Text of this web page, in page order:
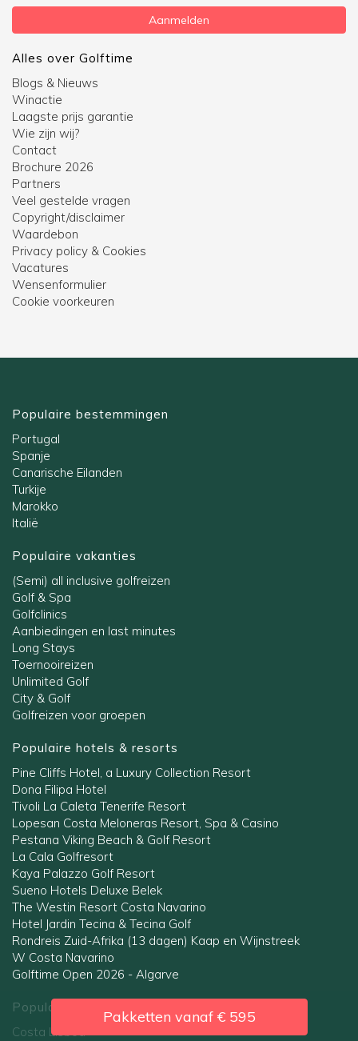
Pakketten vanaf € 595
Aanmelden
Alles over Golftime
Blogs & Nieuws
Winactie
Laagste prijs garantie
Wie zijn wij?
Contact
Brochure 2026
Partners
Veel gestelde vragen
Copyright/disclaimer
Waardebon
Privacy policy & Cookies
Vacatures
Wensenformulier
Cookie voorkeuren
Populaire bestemmingen
Portugal
Spanje
Canarische Eilanden
Turkije
Marokko
Italië
Populaire vakanties
(Semi) all inclusive golfreizen
Golf & Spa
Golfclinics
Aanbiedingen en last minutes
Long Stays
Toernooireizen
Unlimited Golf
City & Golf
Golfreizen voor groepen
Populaire hotels & resorts
Pine Cliffs Hotel, a Luxury Collection Resort
Dona Filipa Hotel
Tivoli La Caleta Tenerife Resort
Lopesan Costa Meloneras Resort, Spa & Casino
Pestana Viking Beach & Golf Resort
La Cala Golfresort
Kaya Palazzo Golf Resort
Sueno Hotels Deluxe Belek
The Westin Resort Costa Navarino
Hotel Jardin Tecina & Tecina Golf
Rondreis Zuid-Afrika (13 dagen) Kaap en Wijnstreek
W Costa Navarino
Golftime Open 2026 - Algarve
Populaire regio's
Costa Lisboa